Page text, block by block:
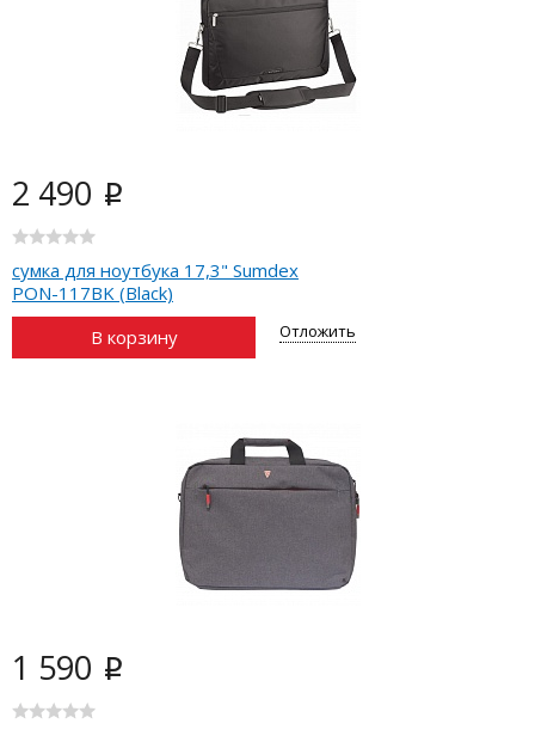
2 490 i
сумка для ноутбука 17,3" Sumdex
PON-117BK (Black)
В корзину
Отложить
1 590 i